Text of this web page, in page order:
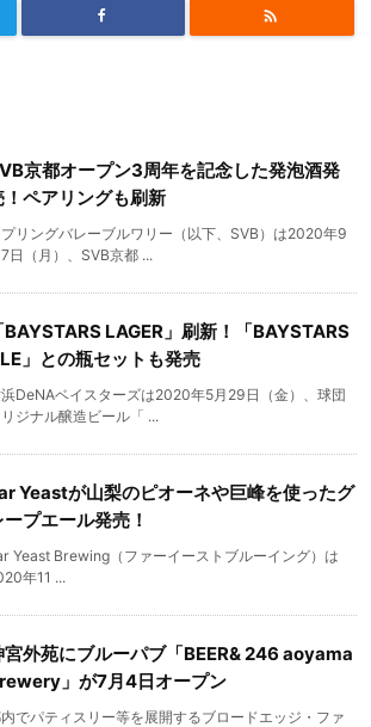

京都オープン3周年を記念した発泡酒発
！ペアリングも刷新
プリングバレーブルワリー（以下、SVB）は2020年9
7日（月）、SVB京都 ...
BAYSTARS LAGER」刷新！「BAYSTARS
」との瓶セットも発売
DeNAベイスターズは2020年5月29日（金）、球団
ジナル醸造ビール「 ...
Yeastが山梨のピオーネや巨峰を使ったグ
ープエール発売！
Yeast Brewing（ファーイーストブルーイング）は
年11 ...
宮外苑にブルーパブ「BEER& 246 aoyama
」が7月4日オープン
でパティスリー等を展開するブロードエッジ・ファ